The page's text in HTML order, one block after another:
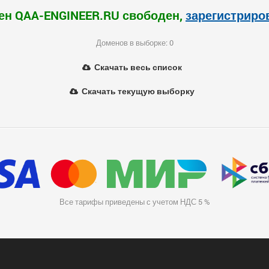
QAA-ENGINEER.RU свободен,
Доменов в выборке: 0
Скачать весь список
Скачать текущую выборку
Все тарифы приведены с учетом НДС 5 %